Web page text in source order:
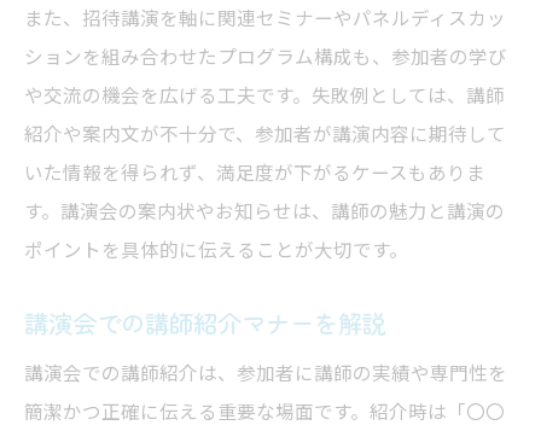
また、招待講演を軸に関連セミナーやパネルディスカッ
ションを組み合わせたプログラム構成も、参加者の学び
や交流の機会を広げる工夫です。失敗例としては、講師
紹介や案内文が不十分で、参加者が講演内容に期待して
いた情報を得られず、満足度が下がるケースもありま
す。講演会の案内状やお知らせは、講師の魅力と講演の
ポイントを具体的に伝えることが大切です。
講演会での講師紹介マナーを解説
講演会での講師紹介は、参加者に講師の実績や専門性を
簡潔かつ正確に伝える重要な場面です。紹介時は「〇〇